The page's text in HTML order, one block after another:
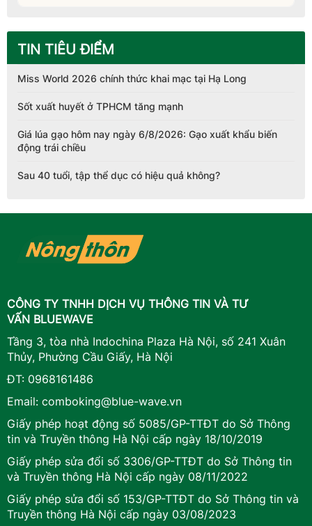
TIN TIÊU ĐIỂM
Miss World 2026 chính thức khai mạc tại Hạ Long
Sốt xuất huyết ở TPHCM tăng mạnh
Giá lúa gạo hôm nay ngày 6/8/2026: Gạo xuất khẩu biến
động trái chiều
Sau 40 tuổi, tập thể dục có hiệu quả không?
CÔNG TY TNHH DỊCH VỤ THÔNG TIN VÀ TƯ
VẤN BLUEWAVE
Tầng 3, tòa nhà Indochina Plaza Hà Nội, số 241 Xuân
Thủy, Phường Cầu Giấy, Hà Nội
ĐT: 0968161486
Email: comboking@blue-wave.vn
Giấy phép hoạt động số 5085/GP-TTĐT do Sở Thông
tin và Truyền thông Hà Nội cấp ngày 18/10/2019
Giấy phép sửa đổi số 3306/GP-TTĐT do Sở Thông tin
và Truyền thông Hà Nội cấp ngày 08/11/2022
Giấy phép sửa đổi số 153/GP-TTĐT do Sở Thông tin và
Truyền thông Hà Nội cấp ngày 03/08/2023